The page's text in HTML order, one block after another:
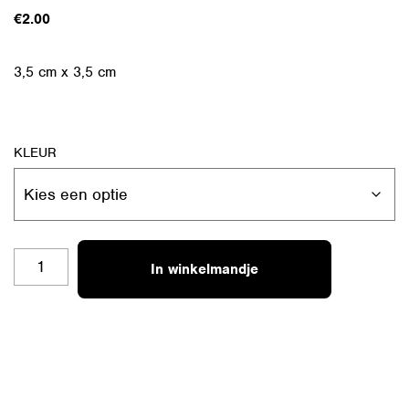
€2.00
3,5 cm x 3,5 cm
KLEUR
VG19
In winkelmandje